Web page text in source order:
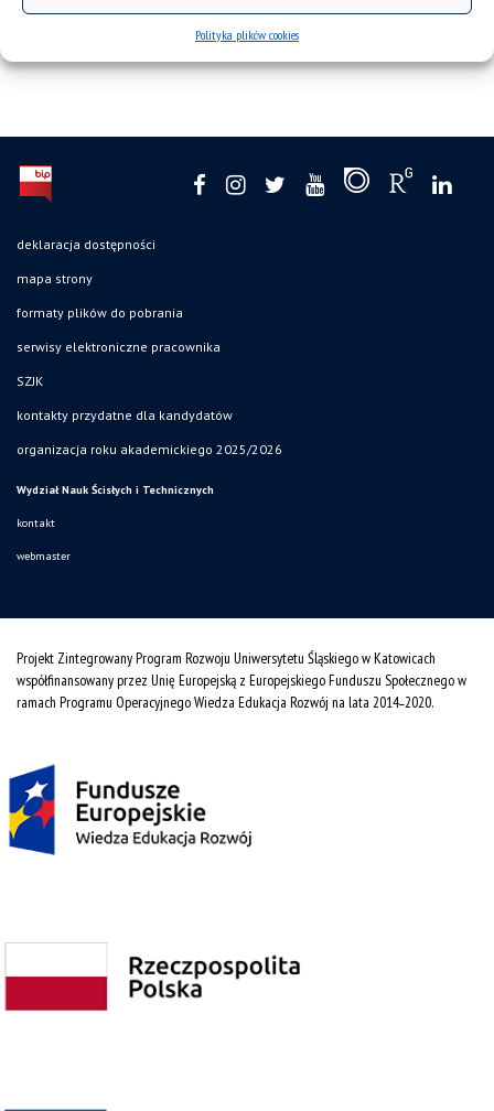
Polityka plików cookies
deklaracja dostępności
mapa strony
formaty plików do pobrania
serwisy elektroniczne pracownika
SZJK
kontakty przydatne dla kandydatów
organizacja roku akademickiego 2025/2026
Wydział Nauk Ścisłych i Technicznych
kontakt
webmaster
Projekt Zintegrowany Program Rozwoju Uniwersytetu Śląskiego w Katowicach
współfinansowany przez Unię Europejską z Europejskiego Funduszu Społecznego w
ramach Programu Operacyjnego Wiedza Edukacja Rozwój na lata 2014˗2020.